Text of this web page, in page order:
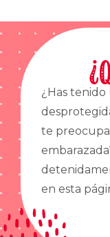
¿Has tenido
te
en esta